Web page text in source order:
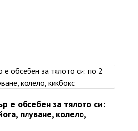
е обсебен за тялото си:
плуване, колело,